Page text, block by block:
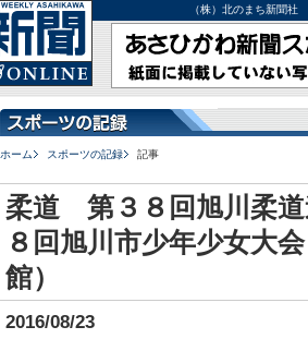
（株）北のまち新聞
ホーム スポーツの記録 記事
柔道 第３８回旭川柔道
８回旭川市少年少女大
館）
2016/08/23